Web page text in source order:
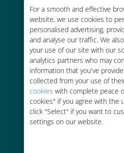
For a smooth and effective
website, we use cookies to
personalised advertising,
and analyse our traffic. We
your use of our site with our
analytics partners who may
information that you've
collected from your use of
cookies with complete peace
cookies" if you agree with the
click "Select" if you want to
settings on our website.
Jusqu'à 90 %
frais d'itinérance
opérateur
Recharge
Partout via l'app